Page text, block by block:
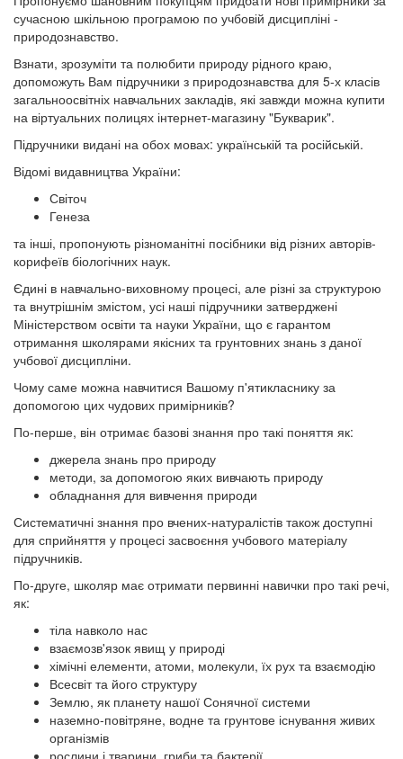
сучасною шкільною програмою по учбовій дисципліні -
природознавство.
Взнати, зрозуміти та полюбити природу рідного краю,
допоможуть Вам підручники з природознавства для 5-х класів
загальноосвітніх навчальних закладів, які завжди можна купити
на віртуальних полицях інтернет-магазину "Букварик".
Підручники видані на обох мовах: українській та російській.
Відомі видавництва України:
Світоч
Генеза
та інші, пропонують різноманітні посібники від різних авторів-
корифеїв біологічних наук.
Єдині в навчально-виховному процесі, але різні за структурою
та внутрішнім змістом, усі наші підручники затверджені
Міністерством освіти та науки України, що є гарантом
отримання школярами якісних та грунтовних знань з даної
учбової дисципліни.
Чому саме можна навчитися Вашому п'ятикласнику за
допомогою цих чудових примірників?
По-перше, він отримає базові знання про такі поняття як:
джерела знань про природу
методи, за допомогою яких вивчають природу
обладнання для вивчення природи
Систематичні знання про вчених-натуралістів також доступні
для сприйняття у процесі засвоєння учбового матеріалу
підручників.
По-друге, школяр має отримати первинні навички про такі речі,
як:
тіла навколо нас
взаємозв'язок явищ у природі
хімічні елементи, атоми, молекули, їх рух та взаємодію
Всесвіт та його структуру
Землю, як планету нашої Сонячної системи
наземно-повітряне, водне та грунтове існування живих
організмів
рослини і тварини, гриби та бактерії